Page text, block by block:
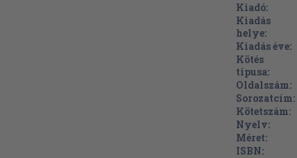
Kiadó:
Kiadás
helye:
Kiadás éve:
Kötés
típusa:
Oldalszám:
Sorozatcím:
Kötetszám:
Nyelv:
Méret:
ISBN: